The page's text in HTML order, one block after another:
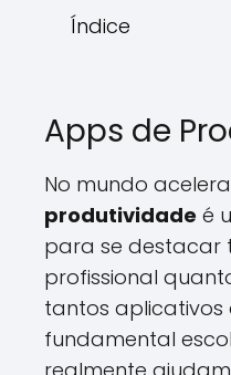
Índice
Apps de
No mundo
produtividade é
para se destacar
profissional
tantos aplicativos
fundamental